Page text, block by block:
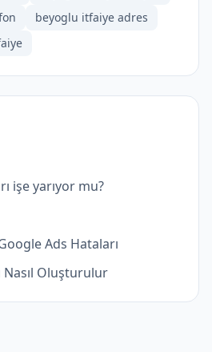
beyoglu itfaiye adres
işe yarıyor mu?
Ads Hataları
Nasıl Oluşturulur